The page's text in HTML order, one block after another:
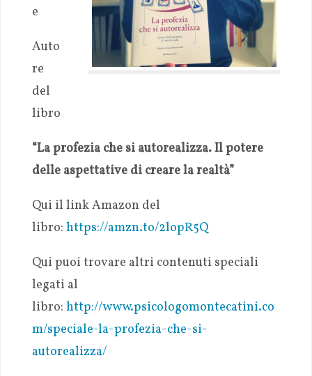
e
Auto
re
del
libro
“La profezia che si autorealizza. Il potere
delle aspettative di creare la realtà”
Qui il link Amazon del
libro: https://amzn.to/2lopR5Q
Qui puoi trovare altri contenuti speciali
legati al
libro: http://www.psicologomontecatini.co
m/speciale-la-profezia-che-si-
autorealizza/